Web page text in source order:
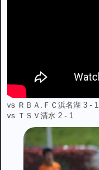
vs ＲＢＡ.ＦＣ浜名湖 3 - 1
vs ＴＳＶ清水 2 - 1